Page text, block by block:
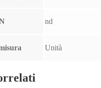
nd
Unità